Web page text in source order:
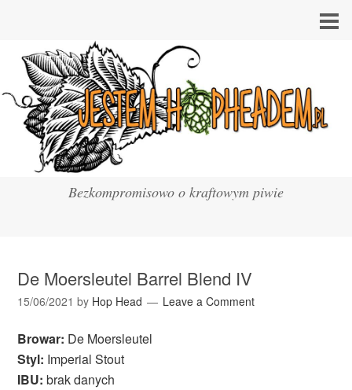
Bezkompromisowo o kraftowym piwie
De Moersleutel Barrel Blend IV
15/06/2021 by Hop Head Leave a Comment
Browar: De Moersleutel
Styl: Imperial Stout
IBU: brak danych